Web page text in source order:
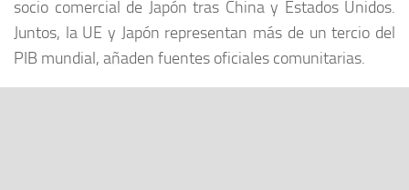
socio comercial de Japón tras China y Estados Unidos.
Juntos, la UE y Japón representan más de un tercio del
PIB mundial, añaden fuentes oficiales comunitarias.